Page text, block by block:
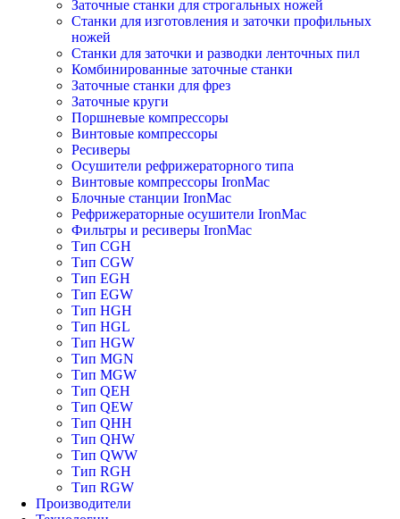
Заточные станки для строгальных ножей
Станки для изготовления и заточки профильных
ножей
Станки для заточки и разводки ленточных пил
Комбинированные заточные станки
Заточные станки для фрез
Заточные круги
Поршневые компрессоры
Винтовые компрессоры
Ресиверы
Осушители рефрижераторного типа
Винтовые компрессоры IronMac
Блочные станции IronMac
Рефрижераторные осушители IronMac
Фильтры и ресиверы IronMac
Тип CGH
Тип CGW
Тип EGH
Тип EGW
Тип HGH
Тип HGL
Тип HGW
Тип MGN
Тип MGW
Тип QEH
Тип QEW
Тип QHH
Тип QHW
Тип QWW
Тип RGH
Тип RGW
Производители